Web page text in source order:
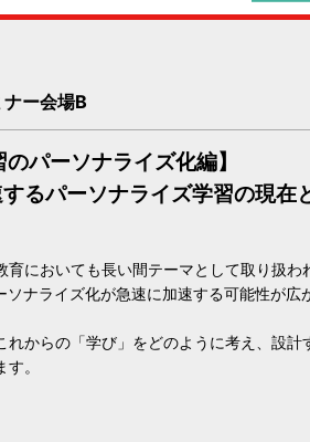
ナー会場B
パーソナライズ化編】
るパーソナライズ学習の現在
においても長い間テーマとして取り扱わ
ナライズ化が急速に加速する可能性が広
からの「学び」をどのように考え、設計
。